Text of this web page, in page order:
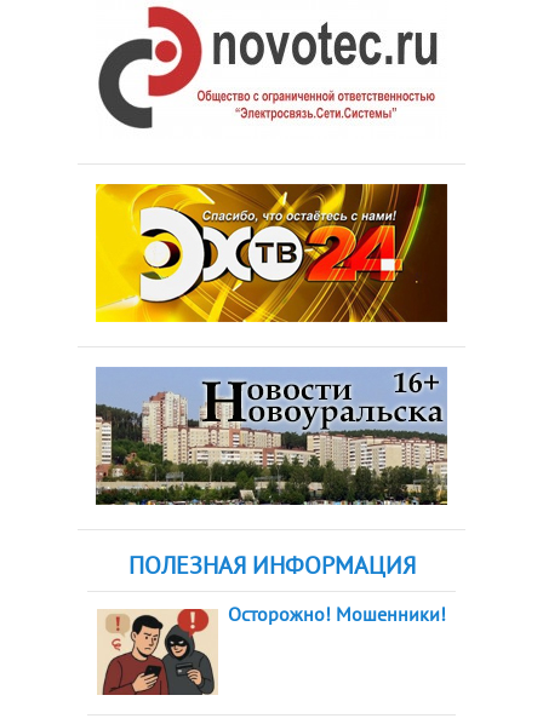
ПОЛЕЗНАЯ ИНФОРМАЦИЯ
Осторожно! Мошенники!